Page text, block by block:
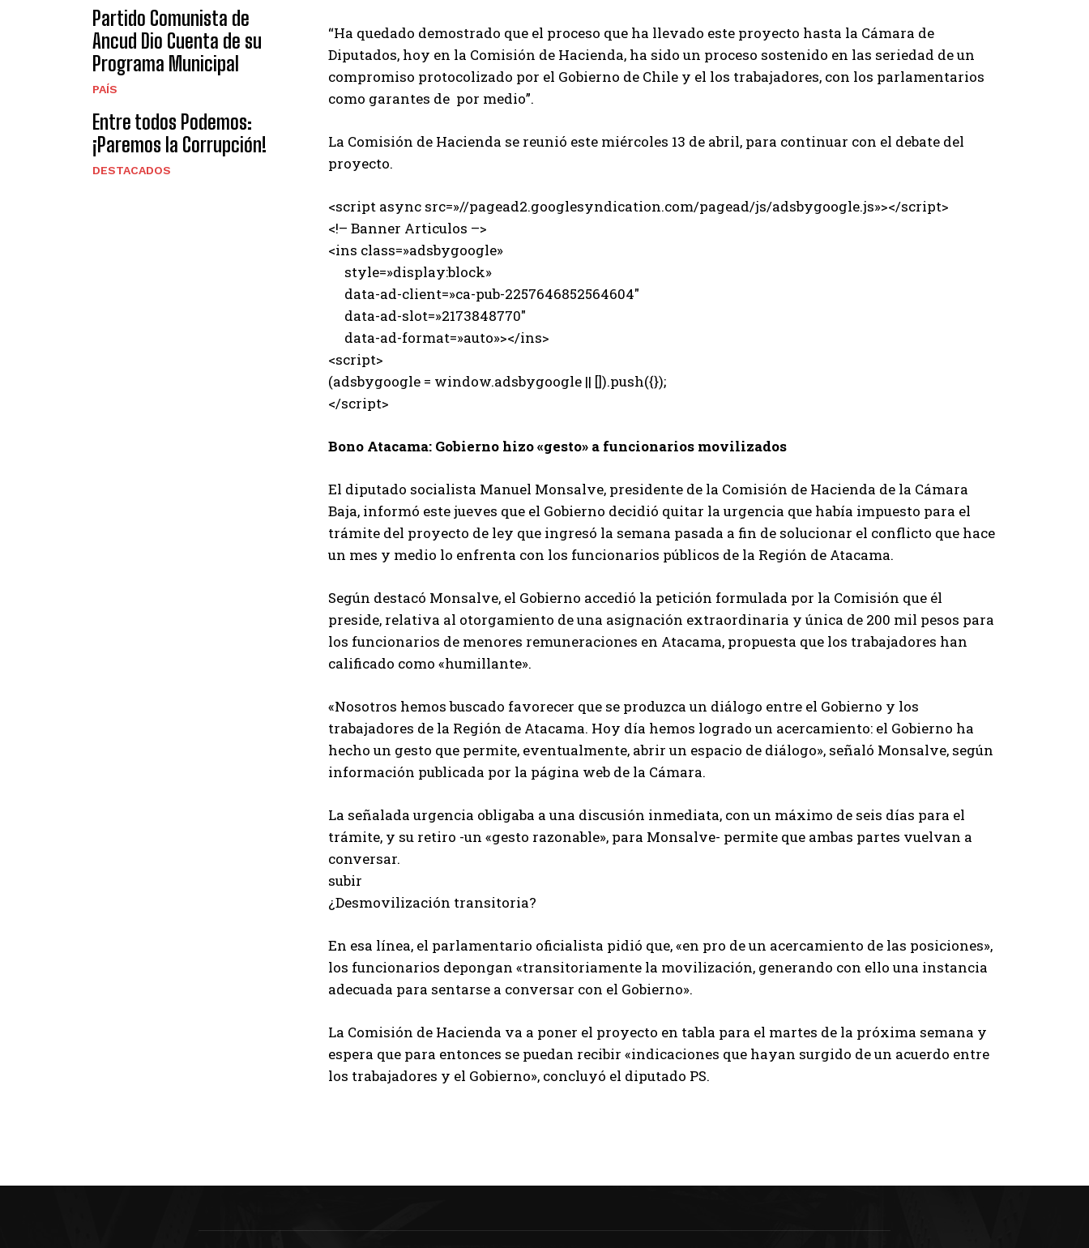
Partido Comunista de
Ancud Dio Cuenta de su
Programa Municipal
PAÍS
Entre todos Podemos:
¡Paremos la Corrupción!
DESTACADOS
“Ha quedado demostrado que el proceso que ha llevado este proyecto hasta la Cámara de
Diputados, hoy en la Comisión de Hacienda, ha sido un proceso sostenido en las seriedad de un
compromiso protocolizado por el Gobierno de Chile y el los trabajadores, con los parlamentarios
como garantes de por medio”.
La Comisión de Hacienda se reunió este miércoles 13 de abril, para continuar con el debate del
proyecto.
<script async src=»//pagead2.googlesyndication.com/pagead/js/adsbygoogle.js»></script>
<!– Banner Articulos –>
<ins class=»adsbygoogle»
style=»display:block»
data-ad-client=»ca-pub-2257646852564604″
data-ad-slot=»2173848770″
data-ad-format=»auto»></ins>
<script>
(adsbygoogle = window.adsbygoogle || []).push({});
</script>
Bono Atacama: Gobierno hizo «gesto» a funcionarios movilizados
El diputado socialista Manuel Monsalve, presidente de la Comisión de Hacienda de la Cámara
Baja, informó este jueves que el Gobierno decidió quitar la urgencia que había impuesto para el
trámite del proyecto de ley que ingresó la semana pasada a fin de solucionar el conflicto que hace
un mes y medio lo enfrenta con los funcionarios públicos de la Región de Atacama.
Según destacó Monsalve, el Gobierno accedió la petición formulada por la Comisión que él
preside, relativa al otorgamiento de una asignación extraordinaria y única de 200 mil pesos para
los funcionarios de menores remuneraciones en Atacama, propuesta que los trabajadores han
calificado como «humillante».
«Nosotros hemos buscado favorecer que se produzca un diálogo entre el Gobierno y los
trabajadores de la Región de Atacama. Hoy día hemos logrado un acercamiento: el Gobierno ha
hecho un gesto que permite, eventualmente, abrir un espacio de diálogo», señaló Monsalve, según
información publicada por la página web de la Cámara.
La señalada urgencia obligaba a una discusión inmediata, con un máximo de seis días para el
trámite, y su retiro -un «gesto razonable», para Monsalve- permite que ambas partes vuelvan a
conversar.
subir
¿Desmovilización transitoria?
En esa línea, el parlamentario oficialista pidió que, «en pro de un acercamiento de las posiciones»,
los funcionarios depongan «transitoriamente la movilización, generando con ello una instancia
adecuada para sentarse a conversar con el Gobierno».
La Comisión de Hacienda va a poner el proyecto en tabla para el martes de la próxima semana y
espera que para entonces se puedan recibir «indicaciones que hayan surgido de un acuerdo entre
los trabajadores y el Gobierno», concluyó el diputado PS.